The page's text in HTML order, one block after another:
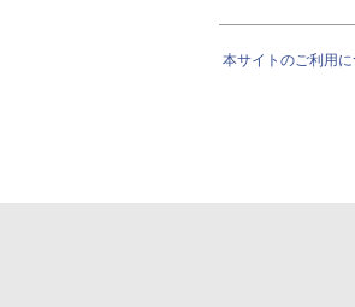
本サイトのご利用に